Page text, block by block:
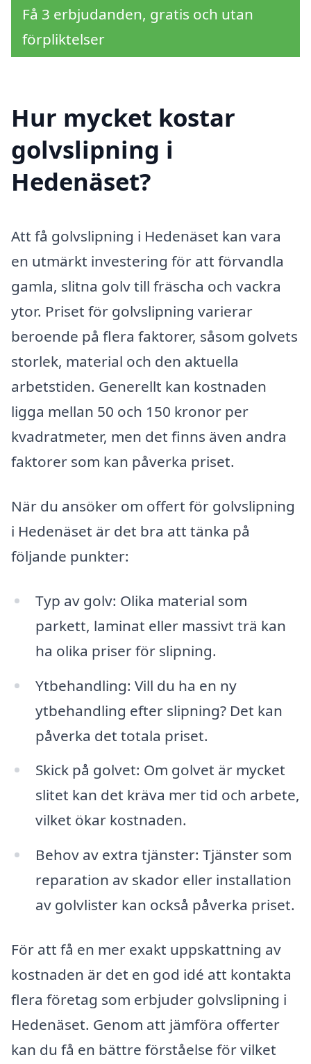
Få 3 erbjudanden, gratis och utan
förpliktelser
Hur mycket kostar
golvslipning i
Hedenäset?
Att få golvslipning i Hedenäset kan vara
en utmärkt investering för att förvandla
gamla, slitna golv till fräscha och vackra
ytor. Priset för golvslipning varierar
beroende på flera faktorer, såsom golvets
storlek, material och den aktuella
arbetstiden. Generellt kan kostnaden
ligga mellan 50 och 150 kronor per
kvadratmeter, men det finns även andra
faktorer som kan påverka priset.
När du ansöker om offert för golvslipning
i Hedenäset är det bra att tänka på
följande punkter:
Typ av golv: Olika material som
parkett, laminat eller massivt trä kan
ha olika priser för slipning.
Ytbehandling: Vill du ha en ny
ytbehandling efter slipning? Det kan
påverka det totala priset.
Skick på golvet: Om golvet är mycket
slitet kan det kräva mer tid och arbete,
vilket ökar kostnaden.
Behov av extra tjänster: Tjänster som
reparation av skador eller installation
av golvlister kan också påverka priset.
För att få en mer exakt uppskattning av
kostnaden är det en god idé att kontakta
flera företag som erbjuder golvslipning i
Hedenäset. Genom att jämföra offerter
kan du få en bättre förståelse för vilket